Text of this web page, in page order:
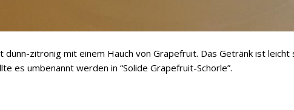
dünn-zitronig mit einem Hauch von Grapefruit. Das Getränk ist
es umbenannt werden in “Solide Grapefruit-Schorle”.